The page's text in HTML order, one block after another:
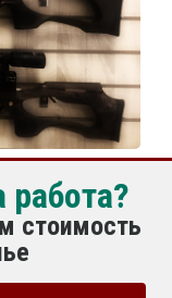
стоимость